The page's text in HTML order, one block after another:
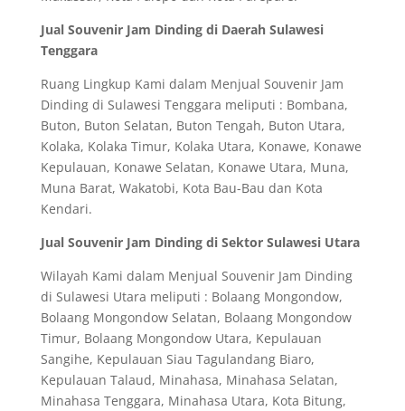
Jual Souvenir Jam Dinding di Daerah Sulawesi
Tenggara
Ruang Lingkup Kami dalam Menjual Souvenir Jam
Dinding di Sulawesi Tenggara meliputi : Bombana,
Buton, Buton Selatan, Buton Tengah, Buton Utara,
Kolaka, Kolaka Timur, Kolaka Utara, Konawe, Konawe
Kepulauan, Konawe Selatan, Konawe Utara, Muna,
Muna Barat, Wakatobi, Kota Bau-Bau dan Kota
Kendari.
Jual Souvenir Jam Dinding di Sektor Sulawesi Utara
Wilayah Kami dalam Menjual Souvenir Jam Dinding
di Sulawesi Utara meliputi : Bolaang Mongondow,
Bolaang Mongondow Selatan, Bolaang Mongondow
Timur, Bolaang Mongondow Utara, Kepulauan
Sangihe, Kepulauan Siau Tagulandang Biaro,
Kepulauan Talaud, Minahasa, Minahasa Selatan,
Minahasa Tenggara, Minahasa Utara, Kota Bitung,